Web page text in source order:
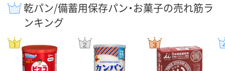
乾パン/備蓄用保存パン・お菓子の売れ筋ラ
ンキング